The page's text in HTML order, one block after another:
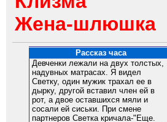
Жена-шлюшка
Рассказ часа
Девченки лежали на двух толстых,
надувных матрасах. Я видел
Светку, один мужик трахал ее в
дырку, другой вставил член ей в
рот, а двое оставшихся мяли и
сосали ей сиськи. При смене
партнеров Светка кричала-"Еще.